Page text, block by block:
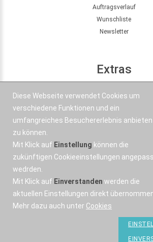
Auftragsverlauf
Wunschliste
Newsletter
Extras
Kontakt
Email
Diese Webseite verwendet Cookies um
verschiedene Funktionen und ein
umfangreiches Besuchererlebnis anbieten
zu können.
Mit Klick auf Einstellung können die
zukünftigen Cookieeinstellungen
wedrden.
Mit Klick auf Einverstanden werden die
aktuellen Einstellungen direkt
Mehr dazu auch unter Cookies